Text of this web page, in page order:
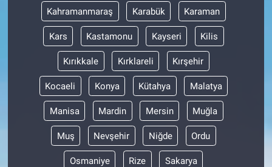
Kahramanmaraş Karabük Karaman
Kars Kastamonu Kayseri Kilis
Kırıkkale Kırklareli Kırşehir
Kocaeli Konya Kütahya Malatya
Manisa Mardin Mersin Muğla
Muş Nevşehir Niğde Ordu
Osmaniye Rize Sakarya